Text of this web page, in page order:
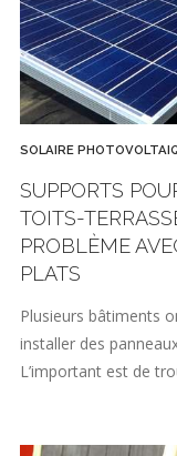
SOLAIRE
SUPPORTS
TOITS-
PROBLÈME
PLATS
Plusieurs bâtiments
installer des
L’important est de